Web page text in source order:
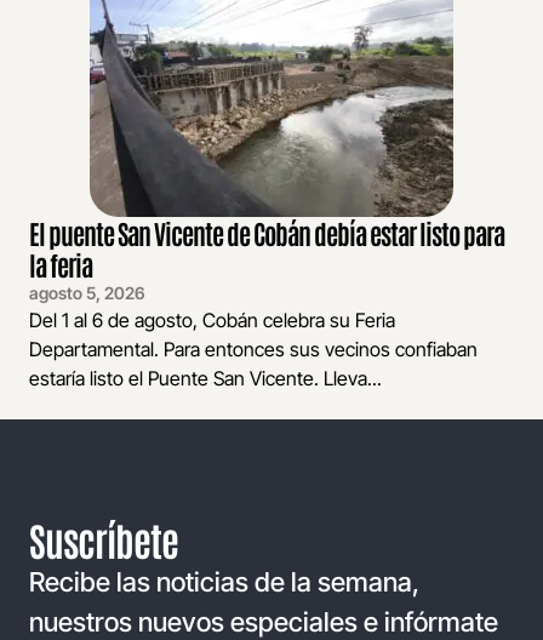
El puente San Vicente de Cobán debía estar listo para
la feria
agosto 5, 2026
Del 1 al 6 de agosto, Cobán celebra su Feria
Departamental. Para entonces sus vecinos confiaban
estaría listo el Puente San Vicente. Lleva...
Suscríbete
Recibe las noticias de la semana,
nuestros nuevos especiales e infórmate